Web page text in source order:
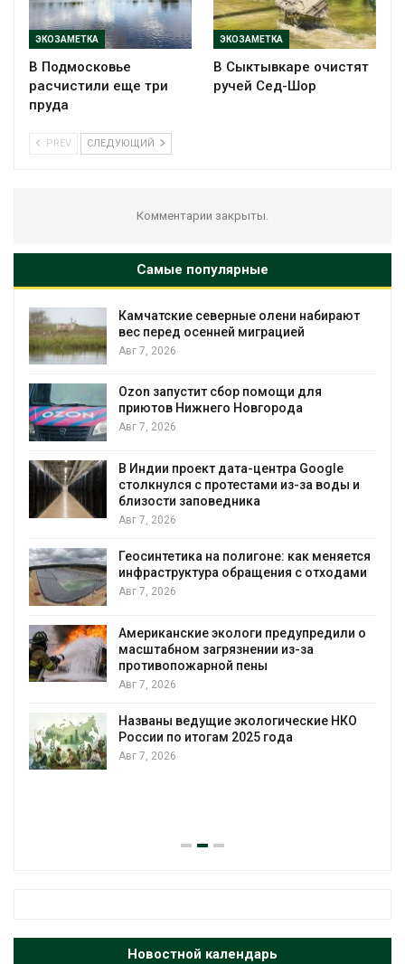
ЭКОЗАМЕТКА
В Подмосковье
расчистили еще три
пруда
ЭКОЗАМЕТКА
В Сыктывкаре очистят
ручей Сед-Шор
PREV СЛЕДУЮЩИЙ
Комментарии закрыты.
Самые популярные
Камчатские северные олени набирают
вес перед осенней миграцией
Авг 7, 2026
Ozon запустит сбор помощи для
приютов Нижнего Новгорода
Авг 7, 2026
В Индии проект дата-центра Google
столкнулся с протестами из-за воды и
близости заповедника
Авг 7, 2026
Геосинтетика на полигоне: как меняется
инфраструктура обращения с отходами
Авг 7, 2026
Американские экологи предупредили о
масштабном загрязнении из-за
противопожарной пены
Авг 7, 2026
Названы ведущие экологические НКО
России по итогам 2025 года
Авг 7, 2026
Новостной календарь